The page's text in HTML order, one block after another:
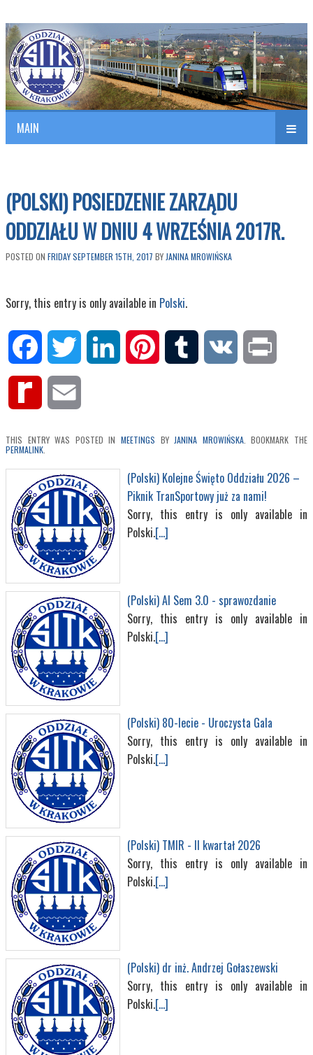
SITK RP Oddział w KRAKOWIE
Polish Association of Engineers & Technicians of Transportation
MAIN
(POLSKI) POSIEDZENIE ZARZĄDU
ODDZIAŁU W DNIU 4 WRZEŚNIA 2017R.
POSTED ON FRIDAY SEPTEMBER 15TH, 2017 BY JANINA MROWIŃSKA
Sorry, this entry is only available in Polski.
Facebook Twitter LinkedIn Pinterest Tumblr VK
Rediff
THIS ENTRY WAS POSTED IN MEETINGS BY JANINA MROWIŃSKA. BOOKMARK THE
PERMALINK
(Polski) Kolejne Święto Oddziału 2026 –
Piknik TranSportowy już za nami!
Sorry, this entry is only available in
Polski.[...]
(Polski) AI Sem 3.0 - sprawozdanie
Sorry, this entry is only available in
Polski.[...]
(Polski) 80-lecie - Uroczysta Gala
Sorry, this entry is only available in
Polski.[...]
(Polski) TMIR - II kwartał 2026
Sorry, this entry is only available in
Polski.[...]
(Polski) dr inż. Andrzej Gołaszewski
Sorry, this entry is only available in
Polski.[...]